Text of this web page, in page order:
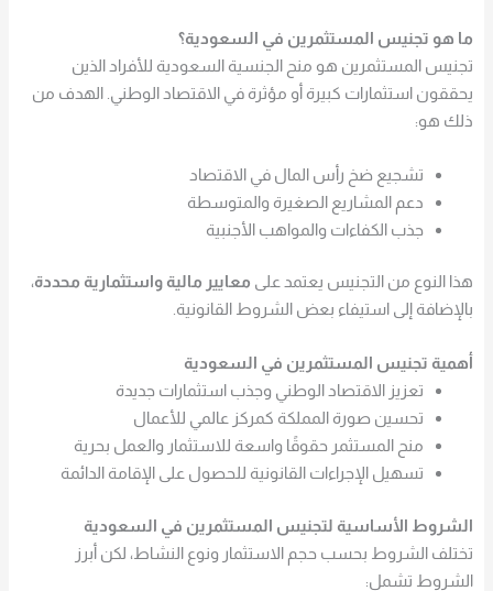
ما هو تجنيس المستثمرين في السعودية؟
تجنيس المستثمرين هو منح الجنسية السعودية للأفراد الذين
يحققون استثمارات كبيرة أو مؤثرة في الاقتصاد الوطني. الهدف من
ذلك هو:
تشجيع ضخ رأس المال في الاقتصاد
دعم المشاريع الصغيرة والمتوسطة
جذب الكفاءات والمواهب الأجنبية
هذا النوع من التجنيس يعتمد على معايير مالية واستثمارية محددة،
بالإضافة إلى استيفاء بعض الشروط القانونية.
أهمية تجنيس المستثمرين في السعودية
تعزيز الاقتصاد الوطني وجذب استثمارات جديدة
تحسين صورة المملكة كمركز عالمي للأعمال
منح المستثمر حقوقًا واسعة للاستثمار والعمل بحرية
تسهيل الإجراءات القانونية للحصول على الإقامة الدائمة
الشروط الأساسية لتجنيس المستثمرين في السعودية
تختلف الشروط بحسب حجم الاستثمار ونوع النشاط، لكن أبرز
الشروط تشمل: